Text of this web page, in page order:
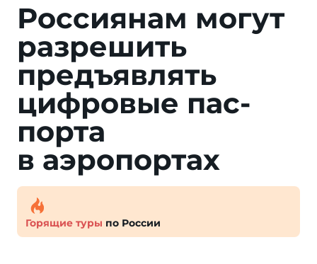
Россиянам могут
разре­шить
предъяв­лять
цифро­вые пас­
порта
в аэропортах
Горящие туры по России